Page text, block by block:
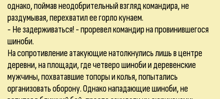
однако, поймав неодобрительный взгляд командира, не
раздумывая, перехватил ее горло кунаем.
- Не задерживаться! - проревел командир на провинившегося
шиноби.
На сопротивление атакующие натолкнулись лишь в центре
деревни, на площади, где четверо шиноби и деревенские
мужчины, похватавшие топоры и колья, попытались
организовать оборону. Однако нападающие шиноби, не